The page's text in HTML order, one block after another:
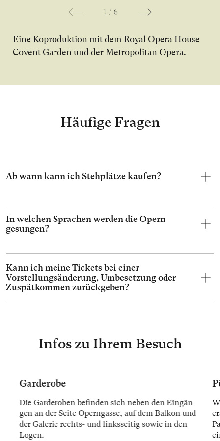
1 / 6
Ei­ne Ko­pro­duk­ti­on mit dem Royal Opera House
Covent Garden und der Metropolitan Opera.
Häufige Fragen
Ab wann kann ich Stehplätze kaufen?
In welchen Sprachen werden die Opern
gesungen?
Kann ich meine Tickets bei einer
Vorstellungsänderung, Umbesetzung oder
Zuspätkommen zurückgeben?
Infos zu Ihrem Besuch
Garderobe
Die Gar­der­oben be­fin­den sich ne­ben den Ein­gän­
gen an der Sei­te Opern­gas­se, auf dem Bal­kon und
der Ga­le­rie rechts- und links­sei­tig so­wie in den
Lo­gen.